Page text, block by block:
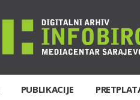
PUBLIKACIJE